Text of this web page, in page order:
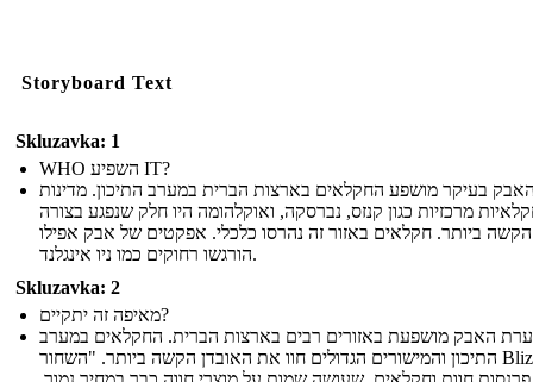
Storyboard Text
Skluzavka: 1
WHO השפיע IT?
בעיקר מושפע החקלאים בארצות הברית במערב התיכון. מדינות
מרכזיות כגון קנזס, נברסקה, ואוקלהומה היו חלק שנפגע בצורה
הקשה ביותר. חקלאים באזור זה נהרסו כלכלי. אפקטים של אבק אפילו
הורגשו רחוקים כמו ניו אינגלנד.
Skluzavka: 2
מאיפה זה יתקיים?
האבק מושפעת באזורים רבים בארצות הברית. החקלאים במערב
התיכון והמישורים הגדולים חוו את האובדן הקשה ביותר. "השחור Blizzards"